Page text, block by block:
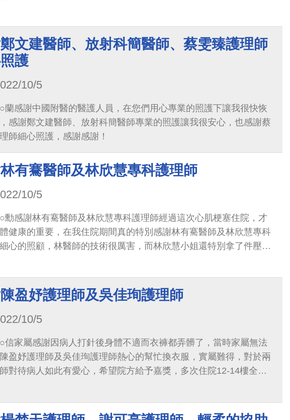
文建醫師、放射科簡醫師、蔡雯臻護理師
護
10/5
蘭感謝中國附醫的醫護人員，在您們用心專業的照護下讓我很快恢
感謝鄭文建醫師、放射科簡醫師專業的照護讓我很安心，也感謝蔡
師細心照護，感謝感謝！
有騫醫師及林欣慧專科護理師
10/5
勳感謝林有騫醫師及林欣慧專科護理師經過這次心肌梗塞住院，才
健康的重要，在我住院期間真的特別感謝林有騫醫師及林欣慧專科
心的照顧，林醫師的技術很厲害，而林欣慧小姐還特別拿了件壓力
盈妤護理師及吳佳珣護理師
10/5
信家屬感謝因病人打針後身體不適而衣褲都弄髒了，當時家屬無法
盈妤護理師及吳佳珣護理師熱心的幫忙換衣服，實屬難得，對於兩
對待病人如此有愛心，希望院方給予嘉獎，多次住院12-14樓全體